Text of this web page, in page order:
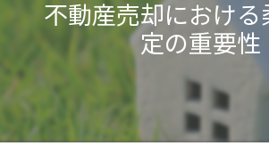
不動産売却における
定の重要性